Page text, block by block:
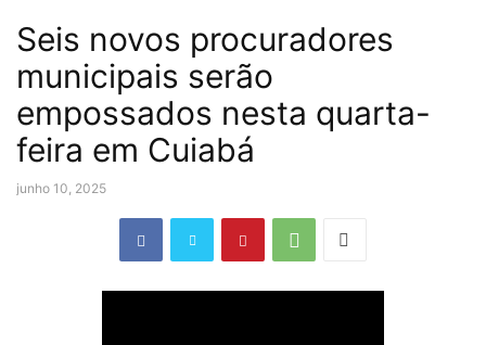
Seis novos procuradores
municipais serão
empossados nesta quarta-
feira em Cuiabá
junho 10, 2025